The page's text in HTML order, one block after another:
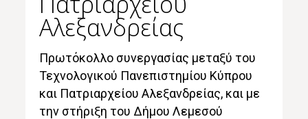
Αλεξανδρείας
Πρωτόκολλο συνεργασίας μεταξύ του
Τεχνολογικού Πανεπιστημίου Κύπρου
και Πατριαρχείου Αλεξανδρείας, και με
την στήριξη του Δήμου Λεμεσού